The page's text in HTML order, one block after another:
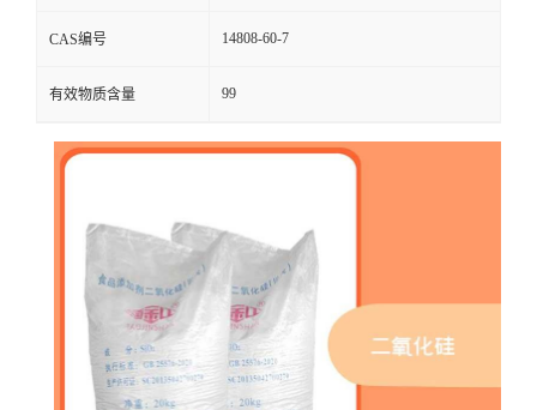
CAS编号 14808-60-7
有效物质含量 99